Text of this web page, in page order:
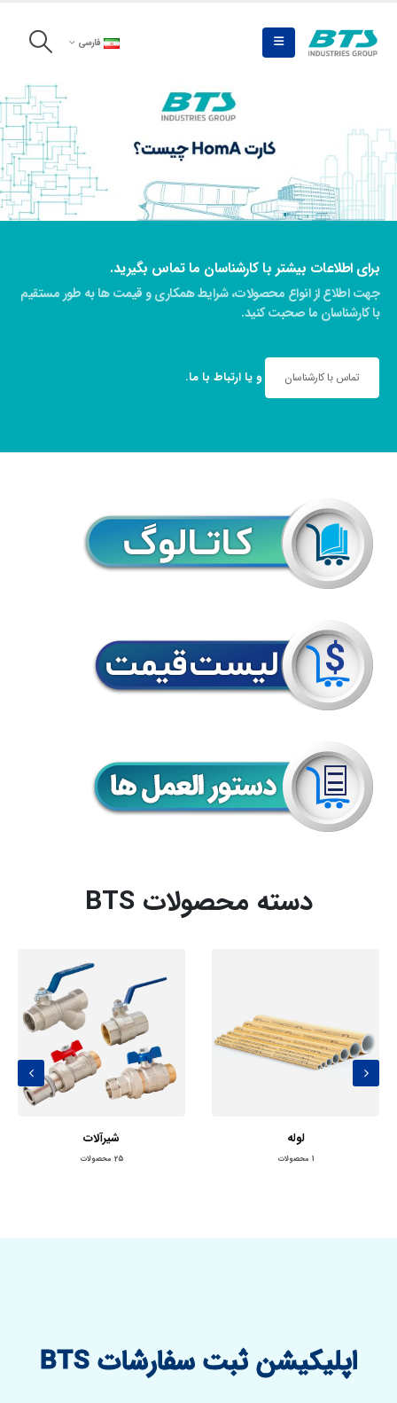
فارسی
برای اطلاعات بیشتر با کارشناسان ما تماس بگیرید.
جهت اطلاع از انواع محصولات، شرایط همکاری و قیمت ها به طور مستقیم
با کارشناسان ما صحبت کنید.
تماس با کارشناسان و یاارتباط با ما.
دسته محصولات BTS
لوله
1 محصولات
شیرآلات
25 محصولات
اپلیکیشن ثبت سفارشات BTS